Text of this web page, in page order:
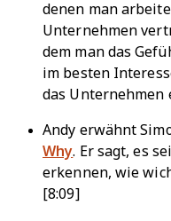
denen man
Unternehmen
dem man das
im besten
das Unternehmen
Andy erwähnt
Why. Er sagt, es
erkennen, wie
[8:09]